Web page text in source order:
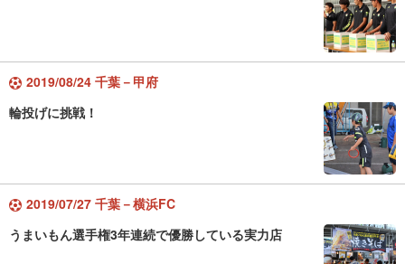
2019/08/24 千葉－甲府
輪投げに挑戦！
2019/07/27 千葉－横浜FC
うまいもん選手権3年連続で優勝している実力店